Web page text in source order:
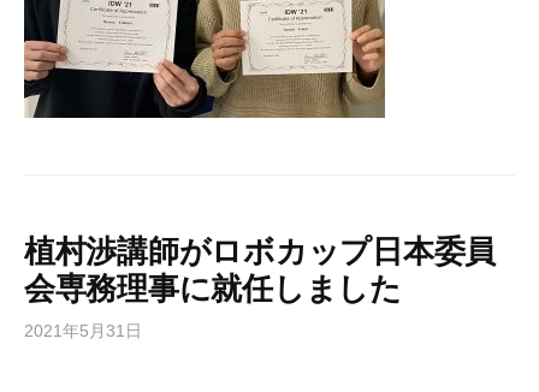
植村渉講師がロボカップ日本委員
会専務理事に就任しました
2021年5月31日